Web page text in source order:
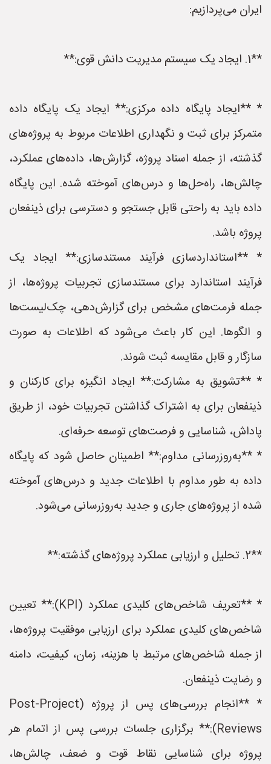
ایران می‌پردازیم:
**1. ایجاد یک سیستم مدیریت دانش قوی:**
* **ایجاد پایگاه داده مرکزی:** ایجاد یک پایگاه داده
متمرکز برای ثبت و نگهداری اطلاعات مربوط به پروژه‌های
گذشته، از جمله اسناد پروژه، گزارش‌ها، داده‌های عملکرد،
چالش‌ها، راه‌حل‌ها و درس‌های آموخته شده. این پایگاه
داده باید به راحتی قابل جستجو و دسترسی برای ذینفعان
پروژه باشد.
* **استانداردسازی فرآیند مستندسازی:** ایجاد یک
فرآیند استاندارد برای مستندسازی تجربیات پروژه‌ها، از
جمله فرمت‌های مشخص برای گزارش‌دهی، چک‌لیست‌ها
و الگوها. این کار باعث می‌شود که اطلاعات به صورت
سازگار و قابل مقایسه ثبت شوند.
* **تشویق به مشارکت:** ایجاد انگیزه برای کارکنان و
ذینفعان برای به اشتراک گذاشتن تجربیات خود، از طریق
پاداش، شناسایی و فرصت‌های توسعه حرفه‌ای.
* **به‌روزرسانی مداوم:** اطمینان حاصل شود که پایگاه
داده به طور مداوم با اطلاعات جدید و درس‌های آموخته
شده از پروژه‌های جاری و جدید به‌روزرسانی می‌شود.
**2. تحلیل و ارزیابی عملکرد پروژه‌های گذشته:**
* **تعریف شاخص‌های کلیدی عملکرد (KPI):** تعیین
شاخص‌های کلیدی عملکرد برای ارزیابی موفقیت پروژه‌ها،
از جمله شاخص‌های مرتبط با هزینه، زمان، کیفیت، دامنه
و رضایت ذینفعان.
* **انجام بررسی‌های پس از پروژه (Post-Project
Reviews):** برگزاری جلسات بررسی پس از اتمام هر
پروژه برای شناسایی نقاط قوت و ضعف، چالش‌ها،